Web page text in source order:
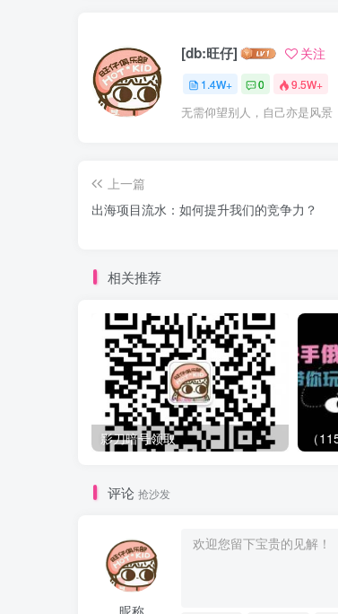
[db:旺仔] 关注
1.4W+ 0 9.5W+
无需仰望别人，自己亦是风景
上一篇
出海项目流水：如何提升我们的竞争力？
相关推荐
影刀暗号领取
评论 抢沙发